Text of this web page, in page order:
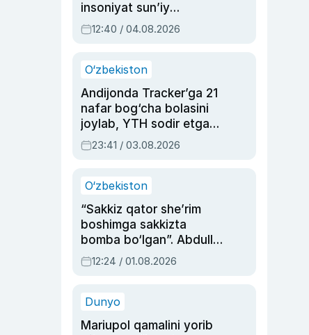
insoniyat sun’iy
intellektni boshqara
olmay qolishidan xavotir
12:40 / 04.08.2026
O‘zbekiston
Andijonda Tracker’ga 21
nafar bog‘cha bolasini
joylab, YTH sodir etgan
ayolga sud hukmi o‘qildi
23:41 / 03.08.2026
O‘zbekiston
“Sakkiz qator she’rim
boshimga sakkizta
bomba bo‘lgan”. Abdulla
Oripovni siyosiy
ayblovlardan asrab
12:24 / 01.08.2026
Dunyo
Mariupol qamalini yorib